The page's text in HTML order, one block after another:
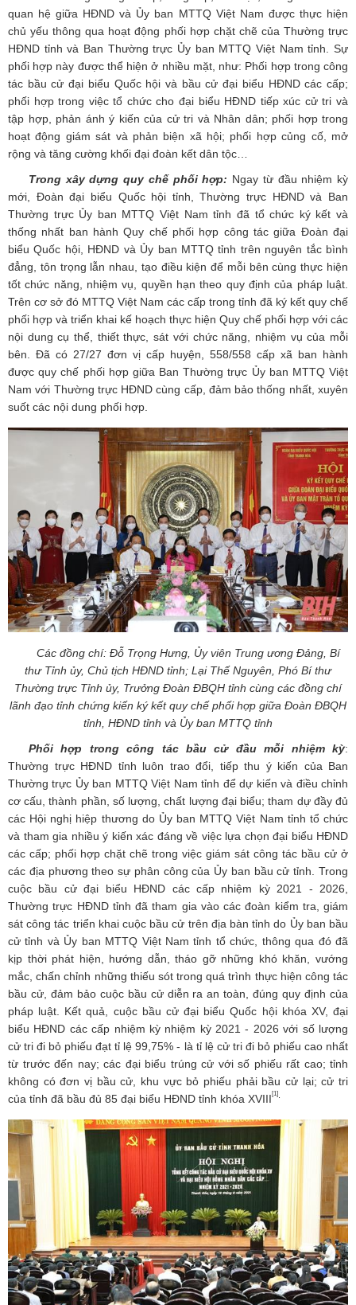
quan hệ giữa HĐND và Ủy ban MTTQ Việt Nam được thực hiện
chủ yếu thông qua hoạt động phối hợp chặt chẽ của Thường trực
HĐND tỉnh và Ban Thường trực Ủy ban MTTQ Việt Nam tỉnh. Sự
phối hợp này được thể hiện ở nhiều mặt, như: Phối hợp trong công
tác bầu cử đại biểu Quốc hội và bầu cử đại biểu HĐND các cấp;
phối hợp trong việc tổ chức cho đại biểu HĐND tiếp xúc cử tri và
tập hợp, phản ánh ý kiến của cử tri và Nhân dân; phối hợp trong
hoạt động giám sát và phản biện xã hội; phối hợp củng cố, mở
rộng và tăng cường khối đại đoàn kết dân tộc…
Trong xây dựng quy chế phối hợp: Ngay từ đầu nhiệm kỳ
mới, Đoàn đại biểu Quốc hội tỉnh, Thường trực HĐND và Ban
Thường trực Ủy ban MTTQ Việt Nam tỉnh đã tổ chức ký kết và
thống nhất ban hành Quy chế phối hợp công tác giữa Đoàn đại
biểu Quốc hội, HĐND và Ủy ban MTTQ tỉnh trên nguyên tắc bình
đẳng, tôn trọng lẫn nhau, tạo điều kiện để mỗi bên cùng thực hiện
tốt chức năng, nhiệm vụ, quyền hạn theo quy định của pháp luật.
Trên cơ sở đó MTTQ Việt Nam các cấp trong tỉnh đã ký kết quy chế
phối hợp và triển khai kế hoạch thực hiện Quy chế phối hợp với các
nội dung cụ thể, thiết thực, sát với chức năng, nhiệm vụ của mỗi
bên. Đã có 27/27 đơn vị cấp huyện, 558/558 cấp xã ban hành
được quy chế phối hợp giữa Ban Thường trực Ủy ban MTTQ Việt
Nam với Thường trực HĐND cùng cấp, đảm bảo thống nhất, xuyên
suốt các nội dung phối hợp.
Các đồng chí: Đỗ Trọng Hưng, Ủy viên Trung ương Đảng, Bí
thư Tỉnh ủy, Chủ tịch HĐND tỉnh; Lại Thế Nguyên, Phó Bí thư
Thường trực Tỉnh ủy, Trưởng Đoàn ĐBQH tỉnh cùng các đồng chí
lãnh đạo tỉnh chứng kiến ký kết quy chế phối hợp giữa Đoàn ĐBQH
tỉnh, HĐND tỉnh và Ủy ban MTTQ tỉnh
Phối hợp trong công tác bầu cử đầu mỗi nhiệm kỳ:
Thường trực HĐND tỉnh luôn trao đổi, tiếp thu ý kiến của Ban
Thường trực Ủy ban MTTQ Việt Nam tỉnh để dự kiến và điều chỉnh
cơ cấu, thành phần, số lượng, chất lượng đại biểu; tham dự đầy đủ
các Hội nghị hiệp thương do Ủy ban MTTQ Việt Nam tỉnh tổ chức
và tham gia nhiều ý kiến xác đáng về việc lựa chọn đại biểu HĐND
các cấp; phối hợp chặt chẽ trong việc giám sát công tác bầu cử ở
các địa phương theo sự phân công của Ủy ban bầu cử tỉnh. Trong
cuộc bầu cử đại biểu HĐND các cấp nhiệm kỳ 2021 - 2026,
Thường trực HĐND tỉnh đã tham gia vào các đoàn kiểm tra, giám
sát công tác triển khai cuộc bầu cử trên địa bàn tỉnh do Ủy ban bầu
cử tỉnh và Ủy ban MTTQ Việt Nam tỉnh tổ chức, thông qua đó đã
kịp thời phát hiện, hướng dẫn, tháo gỡ những khó khăn, vướng
mắc, chấn chỉnh những thiếu sót trong quá trình thực hiện công tác
bầu cử, đảm bảo cuộc bầu cử diễn ra an toàn, đúng quy định của
pháp luật. Kết quả, cuộc bầu cử đại biểu Quốc hội khóa XV, đại
biểu HĐND các cấp nhiệm kỳ nhiệm kỳ 2021 - 2026 với số lượng
cử tri đi bỏ phiếu đạt tỉ lệ 99,75% - là tỉ lệ cử tri đi bỏ phiếu cao nhất
từ trước đến nay; các đại biểu trúng cử với số phiếu rất cao; tỉnh
không có đơn vị bầu cử, khu vực bỏ phiếu phải bầu cử lại; cử tri
của tỉnh đã bầu đủ 85 đại biểu HĐND tỉnh khóa XVIII[1].